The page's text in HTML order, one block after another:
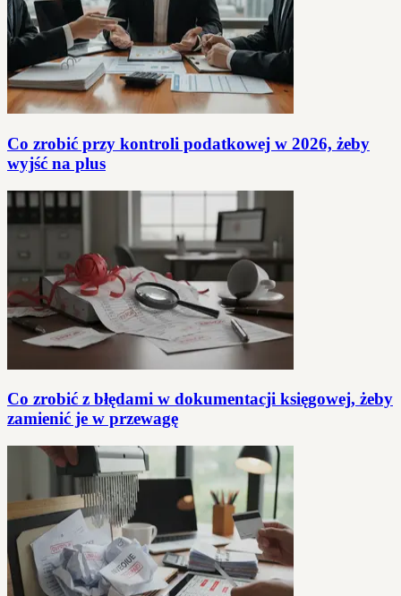
Co zrobić przy kontroli podatkowej w 2026, żeby
wyjść na plus
Co zrobić z błędami w dokumentacji księgowej, żeby
zamienić je w przewagę